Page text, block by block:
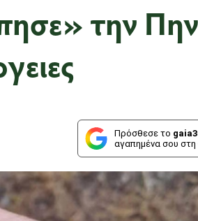
την
Πρόσθεσε το
αγαπημένα σου